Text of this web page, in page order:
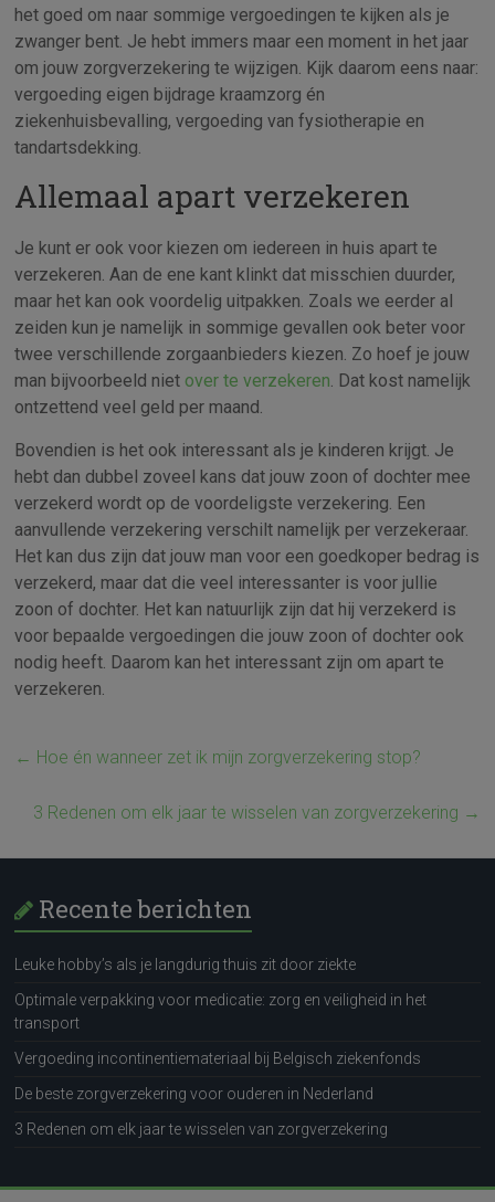
het goed om naar sommige vergoedingen te kijken als je
zwanger bent. Je hebt immers maar een moment in het jaar
om jouw zorgverzekering te wijzigen. Kijk daarom eens naar:
vergoeding eigen bijdrage kraamzorg én
ziekenhuisbevalling, vergoeding van fysiotherapie en
tandartsdekking.
Allemaal apart verzekeren
Je kunt er ook voor kiezen om iedereen in huis apart te
verzekeren. Aan de ene kant klinkt dat misschien duurder,
maar het kan ook voordelig uitpakken. Zoals we eerder al
zeiden kun je namelijk in sommige gevallen ook beter voor
twee verschillende zorgaanbieders kiezen. Zo hoef je jouw
man bijvoorbeeld niet over te verzekeren . Dat kost namelijk
ontzettend veel geld per maand.
Bovendien is het ook interessant als je kinderen krijgt. Je
hebt dan dubbel zoveel kans dat jouw zoon of dochter mee
verzekerd wordt op de voordeligste verzekering. Een
aanvullende verzekering verschilt namelijk per verzekeraar.
Het kan dus zijn dat jouw man voor een goedkoper bedrag is
verzekerd, maar dat die veel interessanter is voor jullie
zoon of dochter. Het kan natuurlijk zijn dat hij verzekerd is
voor bepaalde vergoedingen die jouw zoon of dochter ook
nodig heeft. Daarom kan het interessant zijn om apart te
verzekeren.
← Hoe én wanneer zet ik mijn zorgverzekering stop?
3 Redenen om elk jaar te wisselen van zorgverzekering →
Recente berichten
Leuke hobby’s als je langdurig thuis zit door ziekte
Optimale verpakking voor medicatie: zorg en veiligheid in het
transport
Vergoeding incontinentiemateriaal bij Belgisch ziekenfonds
De beste zorgverzekering voor ouderen in Nederland
3 Redenen om elk jaar te wisselen van zorgverzekering